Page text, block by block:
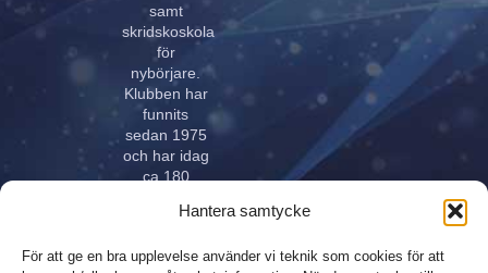
Hantera samtycke
För att ge en bra upplevelse använder vi teknik som cookies för att
samt
skridskoskola
för
nybörjare.
Klubben har
funnits
sedan 1975
och har idag
ca 180
i alla åldrar.
innehar